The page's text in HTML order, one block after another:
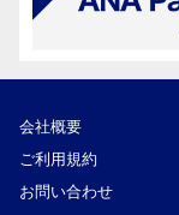
会社概要
ご利用規約
お問い合わせ